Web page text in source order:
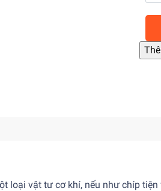
loại vật tư cơ khí, nếu như chíp